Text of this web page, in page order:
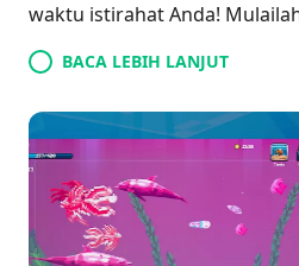
waktu istirahat Anda!
dengan telur sederhana dan
120 spesies ikan yang unik
tangki yang tenang. Dengan
secara real-time, setiap
jauh akan terbayar saat
dengan teman-teman
akuarium mereka atau terjun
BACA LEBIH LANJUT